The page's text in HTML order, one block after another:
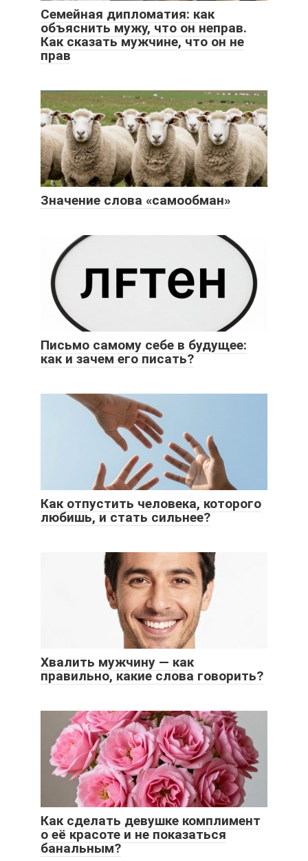
Семейная дипломатия: как
объяснить мужу, что он неправ.
Как сказать мужчине, что он не
прав
Значение слова «самообман»
Письмо самому себе в будущее:
как и зачем его писать?
Как отпустить человека, которого
любишь, и стать сильнее?
Хвалить мужчину — как
правильно, какие слова говорить?
Как сделать девушке комплимент
о её красоте и не показаться
банальным?